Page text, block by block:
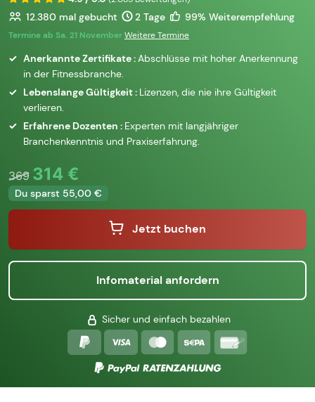
12.380mal gebucht 2 Tage 99% Weiterempfehlung
Termine ab Sa. 21 NovemberWeitere Termine
Anerkannte Zertifikate :Abschlüsse mit hoher Anerkennung
in der Fitnessbranche.
Lebenslange Gültigkeit : Lizenzen, die nie ihre Gültigkeit
verlieren.
Erfahrene Dozenten : Experten mit langjähriger
Branchenkenntnis und Praxiserfahrung.
369 314 €
Du sparst 55,00 €
Jetzt buchen
Infomaterial anfordern
Sicher und einfach bezahlen